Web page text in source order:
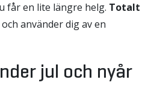
får en lite längre helg. Totalt
och använder dig av en
jul och nyår